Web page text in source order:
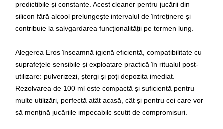
predictibile și constante. Acest cleaner pentru jucării din
silicon fără alcool prelungește intervalul de întreținere și
contribuie la salvgardarea funcționalității pe termen lung.
Alegerea Eros înseamnă igienă eficientă, compatibilitate cu
suprafețele sensibile și exploatare practică în ritualul post-
utilizare: pulverizezi, ștergi și poți depozita imediat.
Rezolvarea de 100 ml este compactă și suficientă pentru
multe utilizări, perfectă atât acasă, cât și pentru cei care vor
să mențină jucăriile impecabile scutit de compromisuri.